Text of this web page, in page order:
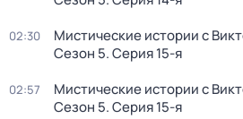
02:30 Мистические истории с
Сезон 5. Серия 15-я
02:57 Мистические истории с
Сезон 5. Серия 15-я